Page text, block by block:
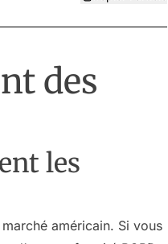
des
les
américain. Si vous